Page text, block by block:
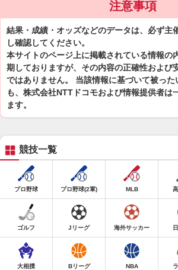
注意事項
結果・成績・オッズなどのデータは、必ず主
し確認してください。
本サイトのページ上に掲載されている情報の
期しておりますが、その内容の正確性および
ではありません。 当該情報に基づいて被った
も、株式会社NTTドコモおよび情報提供者は
ます。
競技一覧
プロ野球 プロ野球(2軍) MLB
ゴルフ Jリーグ 海外サッカー
大相撲 Bリーグ NBA